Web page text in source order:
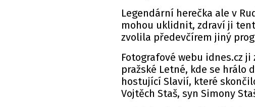
Legendární herečka ale v
mohou uklidnit, zdraví ji
zvolila předevčírem jiný
Fotografové webu idnes.cz
pražské Letné, kde se hrálo
hostující Slavií, které
Vojtěch Staš, syn Simony